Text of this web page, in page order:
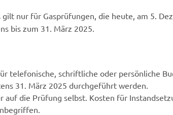
nur für Gasprüfungen, die heute, am 5.
bis zum 31. März 2025.
telefonische, schriftliche oder persönliche
31. März 2025 durchgeführt werden.
auf die Prüfung selbst. Kosten für